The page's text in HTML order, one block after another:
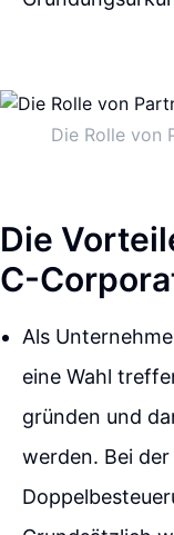
Die Rolle von
Die
C-
Als
eine Wahl
gründen und
werden. Bei